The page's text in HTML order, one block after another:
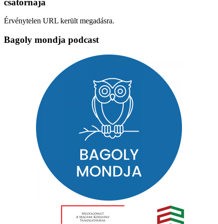
Érvénytelen URL került megadásra.
Bagoly mondja podcast